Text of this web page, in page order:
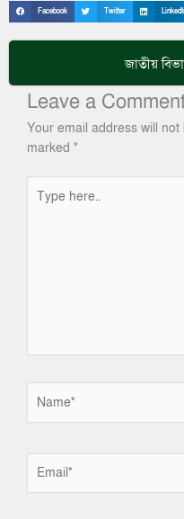
Facebook Twitter
জাতীয়
Leave a
Your email address will not
marked *
here..